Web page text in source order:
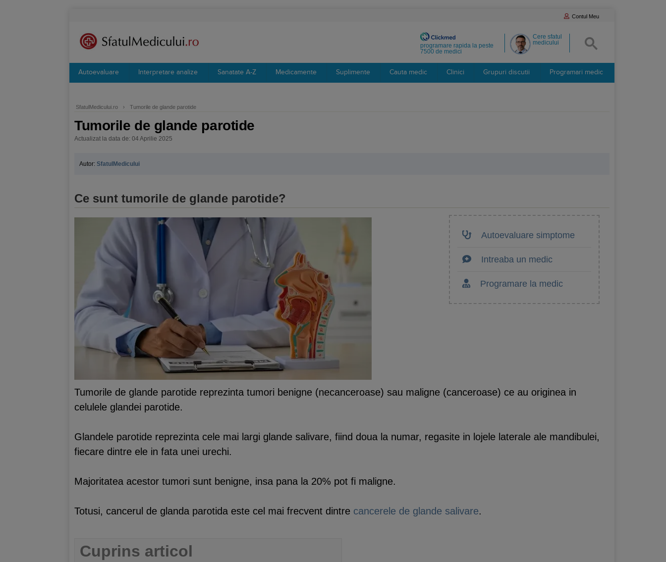
Contul Meu
Cere sfatul
medicului
programare rapida la peste
7500 de medici
Autoevaluare Interpretare analize Sanatate A-Z Medicamente Suplimente Cauta medic Clinici Grupuri discutii Programari medic
SfatulMedicului.ro › Tumorile de glande parotide
Tumorile de glande parotide
Actualizat la data de: 04 Aprilie 2025
Autor: SfatulMedicului
Ce sunt tumorile de glande parotide?
Autoevaluare simptome
Intreaba un medic
Programare la medic
Tumorile de glande parotide reprezinta tumori benigne (necanceroase) sau maligne (canceroase) ce au originea in
celulele glandei parotide.
Glandele parotide reprezinta cele mai largi glande salivare, fiind doua la numar, regasite in lojele laterale ale mandibulei,
fiecare dintre ele in fata unei urechi.
Majoritatea acestor tumori sunt benigne, insa pana la 20% pot fi maligne.
Totusi, cancerul de glanda parotida este cel mai frecvent dintre cancerele de glande salivare.
Cuprins articol